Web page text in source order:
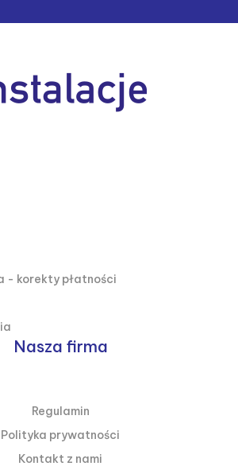
- korekty płatności
Nasza firma
Regulamin
Polityka prywatności